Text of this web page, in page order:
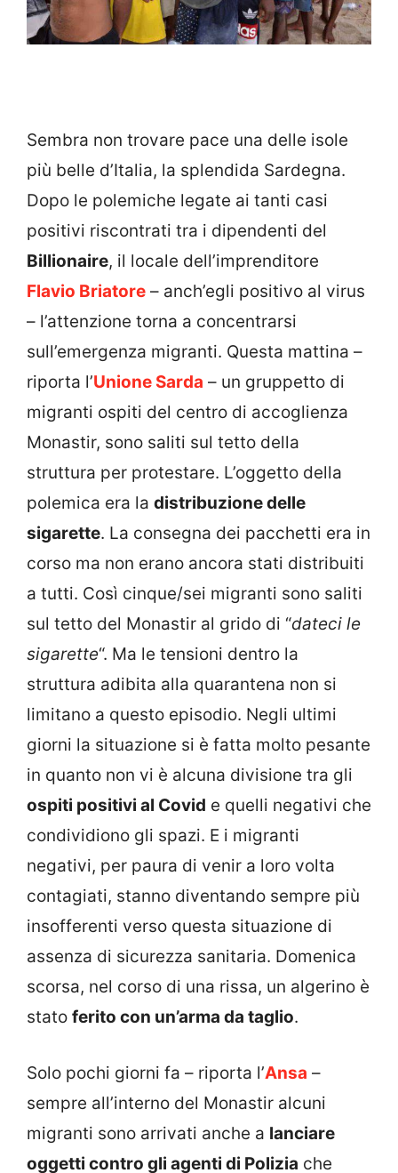
Sembra non trovare pace una delle isole
più belle d’Italia, la splendida Sardegna.
Dopo le polemiche legate ai tanti casi
positivi riscontrati tra i dipendenti del
Billionaire, il locale dell’imprenditore
Flavio Briatore – anch’egli positivo al virus
– l’attenzione torna a concentrarsi
sull’emergenza migranti. Questa mattina –
riporta l’Unione Sarda – un gruppetto di
migranti ospiti del centro di accoglienza
Monastir, sono saliti sul tetto della
struttura per protestare. L’oggetto della
polemica era la distribuzione delle
sigarette. La consegna dei pacchetti era in
corso ma non erano ancora stati distribuiti
a tutti. Così cinque/sei migranti sono saliti
sul tetto del Monastir al grido di “dateci le
sigarette“. Ma le tensioni dentro la
struttura adibita alla quarantena non si
limitano a questo episodio. Negli ultimi
giorni la situazione si è fatta molto pesante
in quanto non vi è alcuna divisione tra gli
ospiti positivi al Covid e quelli negativi che
condividiono gli spazi. E i migranti
negativi, per paura di venir a loro volta
contagiati, stanno diventando sempre più
insofferenti verso questa situazione di
assenza di sicurezza sanitaria. Domenica
scorsa, nel corso di una rissa, un algerino è
stato ferito con un’arma da taglio.
Solo pochi giorni fa – riporta l’Ansa –
sempre all’interno del Monastir alcuni
migranti sono arrivati anche a lanciare
oggetti contro gli agenti di Polizia che